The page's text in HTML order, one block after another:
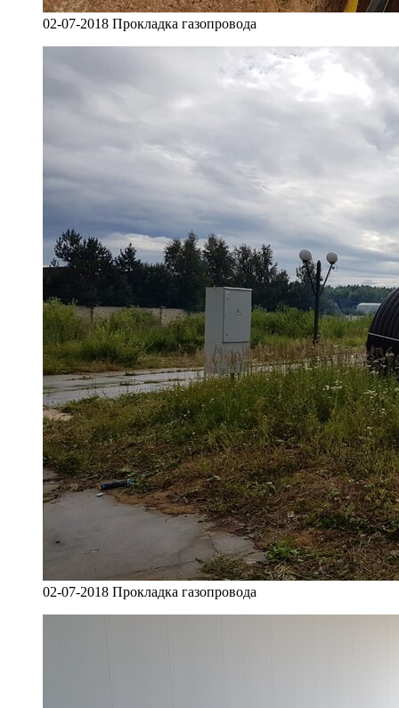
02-07-2018 Прокладка газопровода
02-07-2018 Прокладка газопровода